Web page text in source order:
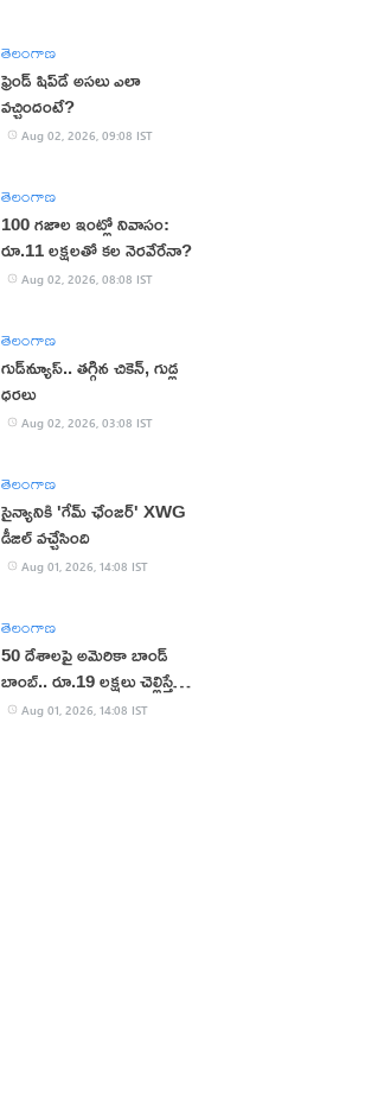
తెలంగాణ
ఫ్రెండ్ షిప్‌డే అసలు ఎలా
వచ్చిందంటే?
Aug 02, 2026, 09:08 IST
తెలంగాణ
100 గజాల ఇంట్లో నివాసం:
రూ.11 లక్షలతో కల నెరవేరేనా?
Aug 02, 2026, 08:08 IST
తెలంగాణ
గుడ్‌న్యూస్.. తగ్గిన చికెన్, గుడ్ల
ధరలు
Aug 02, 2026, 03:08 IST
తెలంగాణ
సైన్యానికి 'గేమ్ ఛేంజర్' XWG
డీజిల్ వచ్చేసింది
Aug 01, 2026, 14:08 IST
తెలంగాణ
50 దేశాలపై అమెరికా బాండ్
బాంబ్.. రూ.19 లక్షలు చెల్లిస్తేనే
వీసా!Aug 01, 2026, 14:08 IST